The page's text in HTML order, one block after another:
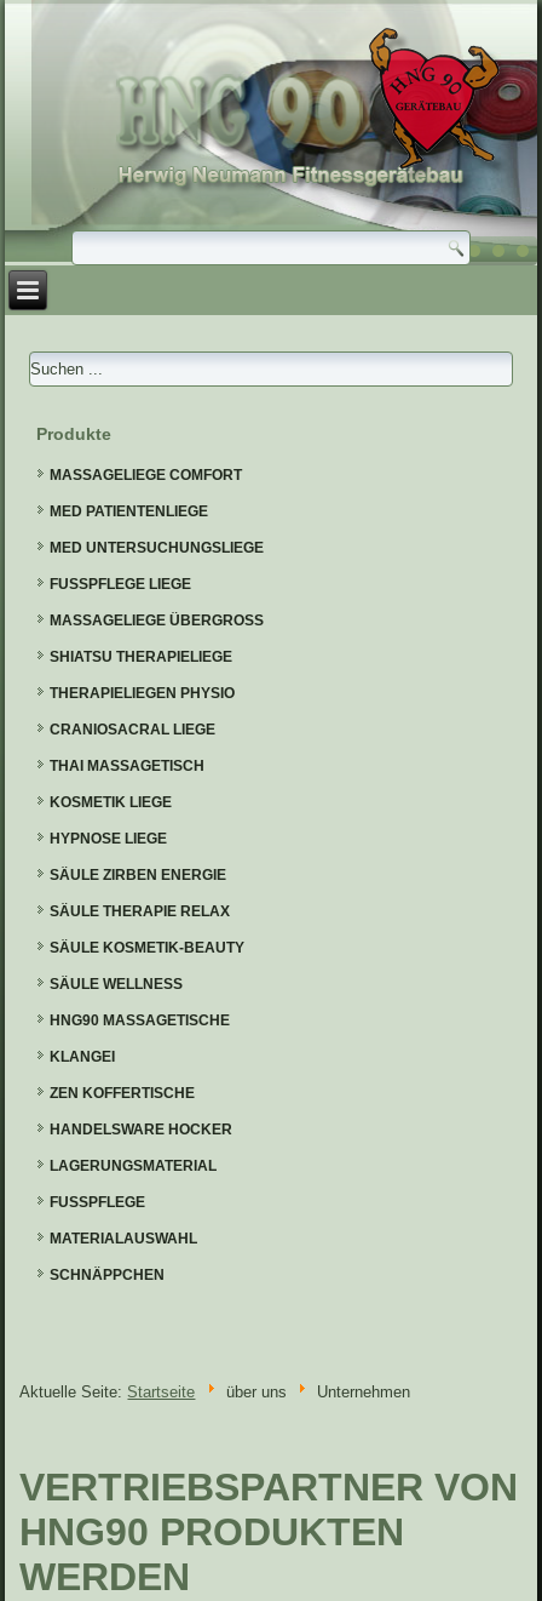
Produkte
MASSAGELIEGE COMFORT
MED PATIENTENLIEGE
MED UNTERSUCHUNGSLIEGE
FUSSPFLEGE LIEGE
MASSAGELIEGE ÜBERGROSS
SHIATSU THERAPIELIEGE
THERAPIELIEGEN PHYSIO
CRANIOSACRAL LIEGE
THAI MASSAGETISCH
KOSMETIK LIEGE
HYPNOSE LIEGE
SÄULE ZIRBEN ENERGIE
SÄULE THERAPIE RELAX
SÄULE KOSMETIK-BEAUTY
SÄULE WELLNESS
HNG90 MASSAGETISCHE
KLANGEI
ZEN KOFFERTISCHE
HANDELSWARE HOCKER
LAGERUNGSMATERIAL
FUSSPFLEGE
MATERIALAUSWAHL
SCHNÄPPCHEN
Aktuelle Seite: Startseite über uns Unternehmen
VERTRIEBSPARTNER VON
HNG90 PRODUKTEN
WERDEN